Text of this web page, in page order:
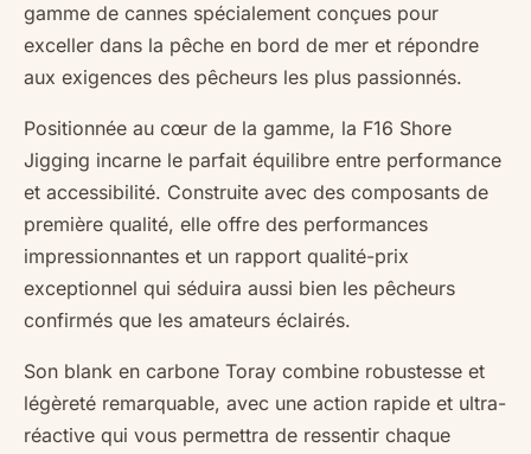
gamme de cannes spécialement conçues pour
exceller dans la pêche en bord de mer et répondre
aux exigences des pêcheurs les plus passionnés.
Positionnée au cœur de la gamme, la F16 Shore
Jigging incarne le parfait équilibre entre performance
et accessibilité. Construite avec des composants de
première qualité, elle offre des performances
impressionnantes et un rapport qualité-prix
exceptionnel qui séduira aussi bien les pêcheurs
confirmés que les amateurs éclairés.
Son blank en carbone Toray combine robustesse et
légèreté remarquable, avec une action rapide et ultra-
réactive qui vous permettra de ressentir chaque